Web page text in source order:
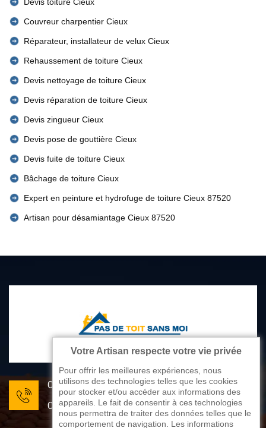
Couvreur charpentier Cieux
Réparateur, installateur de velux Cieux
Rehaussement de toiture Cieux
Devis nettoyage de toiture Cieux
Devis réparation de toiture Cieux
Devis zingueur Cieux
Devis pose de gouttière Cieux
Devis fuite de toiture Cieux
Bâchage de toiture Cieux
Expert en peinture et hydrofuge de toiture Cieux 87520
Artisan pour désamiantage Cieux 87520
05 33 06 22 81
07 80 33 28 62
Votre Artisan respecte votre vie privée
Pour offrir les meilleures expériences, nous
utilisons des technologies telles que les cookies
pour stocker et/ou accéder aux informations des
appareils. Le fait de consentir à ces technologies
nous permettra de traiter des données telles que le
comportement de navigation. Les informations